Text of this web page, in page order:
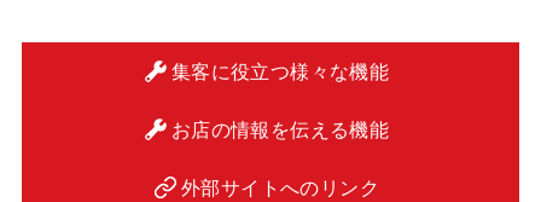
集客に役立つ様々な機能
お店の情報を伝える機能
外部サイトへのリンク